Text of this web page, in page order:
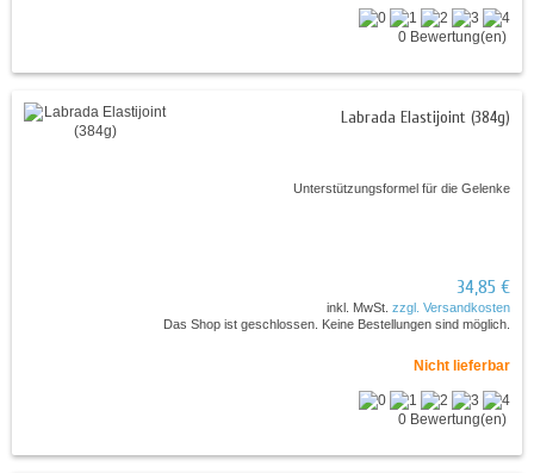
0 Bewertung(en)
Labrada Elastijoint (384g)
Unterstützungsformel für die Gelenke
34,85 €
inkl. MwSt. zzgl. Versandkosten
Das Shop ist geschlossen. Keine Bestellungen sind möglich.
Nicht lieferbar
0 Bewertung(en)